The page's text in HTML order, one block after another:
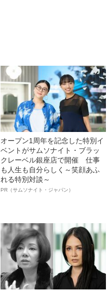
オープン1周年を記念した特別イ
ベントがサムソナイト・ブラッ
クレーベル銀座店で開催 仕事
も人生も自分らしく～笑顔あふ
れる特別対談～
PR（サムソナイト・ジャパン）